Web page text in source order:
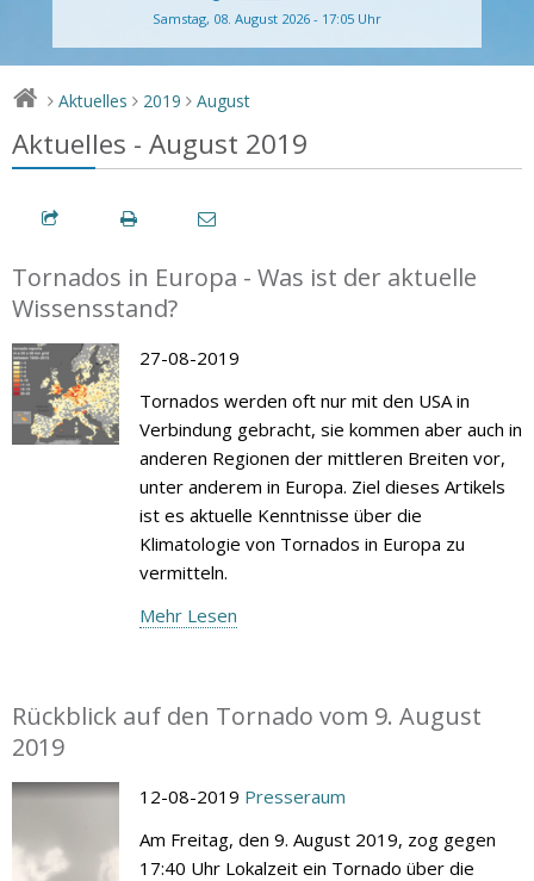
Samstag, 08. August 2026 - 17:05 Uhr
> Aktuelles > 2019 > August
Aktuelles - August 2019
Tornados in Europa - Was ist der aktuelle
Wissensstand?
27-08-2019
Tornados werden oft nur mit den USA in
Verbindung gebracht, sie kommen aber auch in
anderen Regionen der mittleren Breiten vor,
unter anderem in Europa. Ziel dieses Artikels
ist es aktuelle Kenntnisse über die
Klimatologie von Tornados in Europa zu
vermitteln.
Mehr Lesen
Rückblick auf den Tornado vom 9. August
2019
12-08-2019 Presseraum
Am Freitag, den 9. August 2019, zog gegen
17:40 Uhr Lokalzeit ein Tornado über die